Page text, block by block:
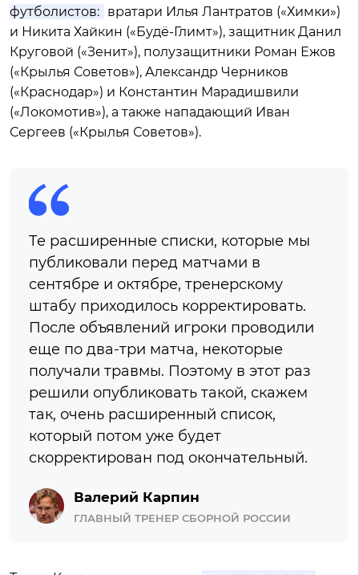
футболистов: вратари Илья Лантратов («Химки»)
и Никита Хайкин («Будё-Глимт»), защитник Данил
Круговой («Зенит»), полузащитники Роман Ежов
(«Крылья Советов»), Александр Черников
(«Краснодар») и Константин Марадишвили
(«Локомотив»), а также нападающий Иван
Сергеев («Крылья Советов»).
Те расширенные списки, которые мы
публиковали перед матчами в
сентябре и октябре, тренерскому
штабу приходилось корректировать.
После объявлений игроки проводили
еще по два-три матча, некоторые
получали травмы. Поэтому в этот раз
решили опубликовать такой, скажем
так, очень расширенный список,
который потом уже будет
скорректирован под окончательный.
Валерий Карпин
ГЛАВНЫЙ ТРЕНЕР СБОРНОЙ РОССИИ